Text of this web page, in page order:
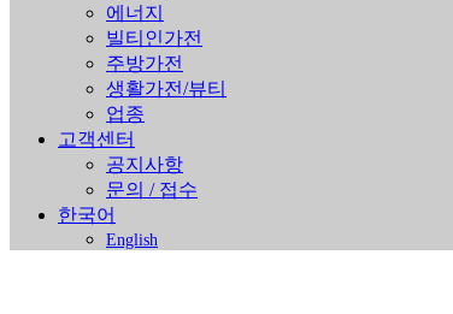
에너지
빌티인가전
주방가전
생활가전/뷰티
업종
고객센터
공지사항
문의 / 접수
한국어
English